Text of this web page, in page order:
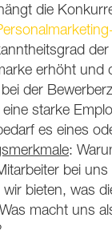
die
der
erhöht und
der
starke
es eines
:
bei
bieten, was
macht uns